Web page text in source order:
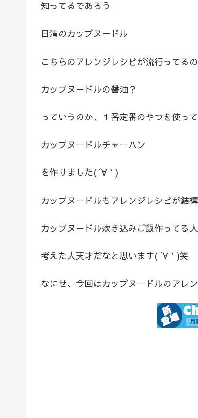
知ってるであろう
日清のカップヌードル
こちらのアレンジレシピが流行ってる
カップヌードルの醤油？
っていうのか、１番定番のやつを使って
カップヌードルチャーハン
を作りました( ´∀｀)
カップヌードルもアレンジレシピが結
カップヌードル炊き込みご飯作ってる
考えた人天才だなと思います( ´∀｀)笑
なにせ、今回はカップヌードルのアレ